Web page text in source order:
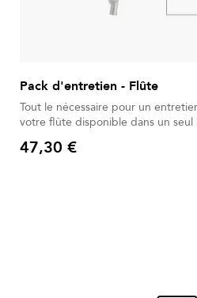
Pack d'entretien - Flûte
Tout le nécessaire pour un
votre flûte disponible dans un seul
Prix
47,30 €